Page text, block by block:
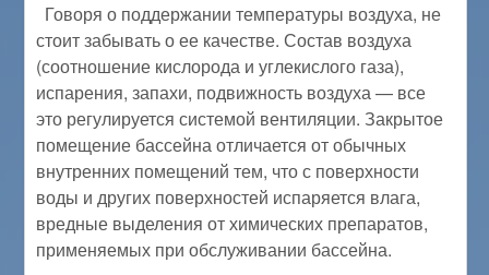
Говоря о поддержании температуры воздуха, не
стоит забывать о ее качестве. Состав воздуха
(соотношение кислорода и углекислого газа),
испарения, запахи, подвижность воздуха — все
это регулируется системой вентиляции. Закрытое
помещение бассейна отличается от обычных
внутренних помещений тем, что с поверхности
воды и других поверхностей испаряется влага,
вредные выделения от химических препаратов,
применяемых при обслуживании бассейна.